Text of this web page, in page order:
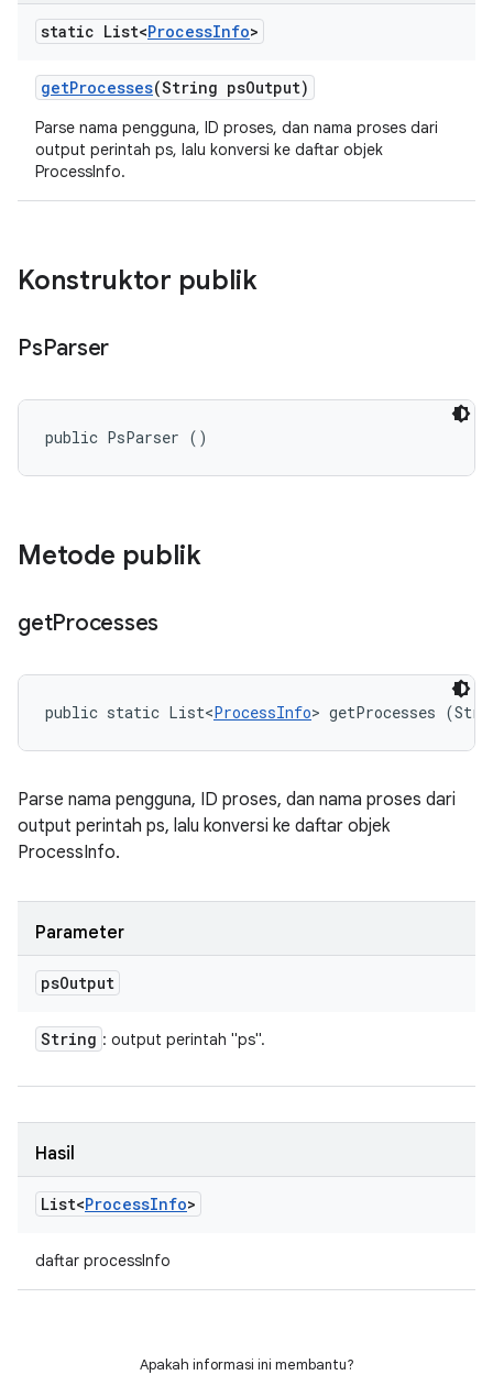
static List<ProcessInfo>
getProcesses(String psOutput)
Parse nama pengguna, ID proses, dan nama proses dari
output perintah ps, lalu konversi ke daftar objek
ProcessInfo.
Konstruktor publik
PsParser
public PsParser ()
Metode publik
getProcesses
public static List<ProcessInfo> getProcesses
Parse nama pengguna, ID proses, dan nama proses dari
output perintah ps, lalu konversi ke daftar objek
ProcessInfo.
Parameter
psOutput
String : output perintah "ps".
Hasil
List<ProcessInfo>
daftar processInfo
Apakah informasi ini membantu?